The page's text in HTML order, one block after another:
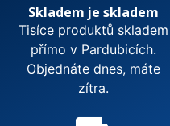
Skladem je skladem
Tisíce produktů skladem
přímo v Pardubicích.
Objednáte dnes, máte
zítra.